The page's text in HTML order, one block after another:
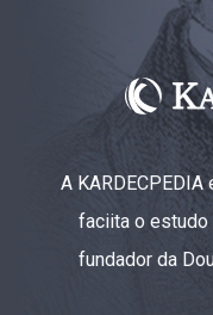
A
faciita o estudo
fundador da